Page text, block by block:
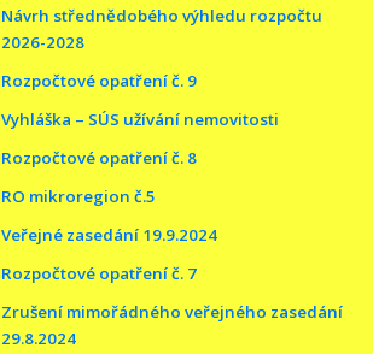
Návrh střednědobého výhledu rozpočtu
2026-2028
Rozpočtové opatření č. 9
Vyhláška – SÚS užívání nemovitosti
Rozpočtové opatření č. 8
RO mikroregion č.5
Veřejné zasedání 19.9.2024
Rozpočtové opatření č. 7
Zrušení mimořádného veřejného zasedání
29.8.2024